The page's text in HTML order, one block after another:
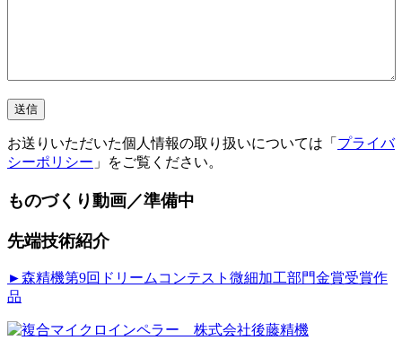
お送りいただいた個人情報の取り扱いについては「 プライバ
シーポリシー 」をご覧ください。
ものづくり動画／準備中
先端技術紹介
►森精機第9回ドリームコンテスト微細加工部門金賞受賞作
品